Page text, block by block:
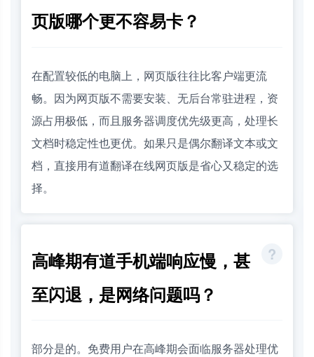
页版哪个更不容易卡？
在配置较低的电脑上，网页版往往比客户端更流
畅。因为网页版不需要安装、无后台常驻进程，资
源占用极低，而且服务器调度优先级更高，处理长
文档时稳定性也更优。如果只是偶尔翻译文本或文
档，直接用有道翻译在线网页版是省心又稳定的选
择。
高峰期有道手机端响应慢，甚
至闪退，是网络问题吗？
部分是的。免费用户在高峰期会面临服务器处理优